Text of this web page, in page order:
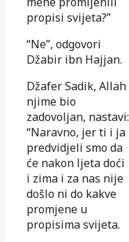
propisi svijeta?”
“Ne”, odgovori
Džabir ibn Hajjan.
Džafer Sadik, Allah
njime bio
zadovoljan, nastavi:
“Naravno, jer ti i ja
predvidjeli smo da
će nakon ljeta doći
i zima i za nas nije
došlo ni do kakve
promjene u
propisima svijeta.